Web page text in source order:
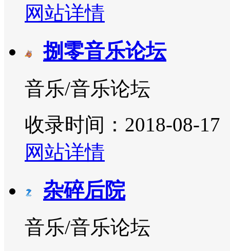
网站详情
捌零音乐论坛
音乐/音乐论坛
收录时间：2018-08-17
网站详情
杂碎后院
音乐/音乐论坛